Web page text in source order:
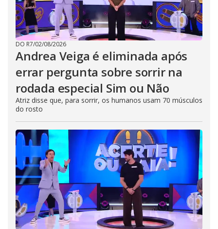
DO R7/02/08/2026
Andrea Veiga é eliminada após
errar pergunta sobre sorrir na
rodada especial Sim ou Não
Atriz disse que, para sorrir, os humanos usam 70 músculos
do rosto